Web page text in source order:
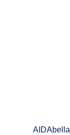
AIDAbella